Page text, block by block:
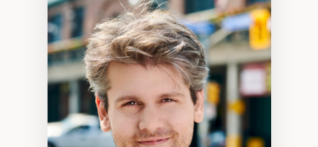
Travail social, action et justice sociale
Fondements de l’intervention et des
nouvelles pratiques en travail social et en
éducation inclusive
Minorités linguistiques, offre active et
francophonie plurielle en contexte
linguistique minoritaire
Études critiques sur le handicap, la
neurodiversité, l'agentivité et les injustices
épistémiques
Intersectionnalité et réalités 2SLGBTQ+
Méthodes d’interventions et approches